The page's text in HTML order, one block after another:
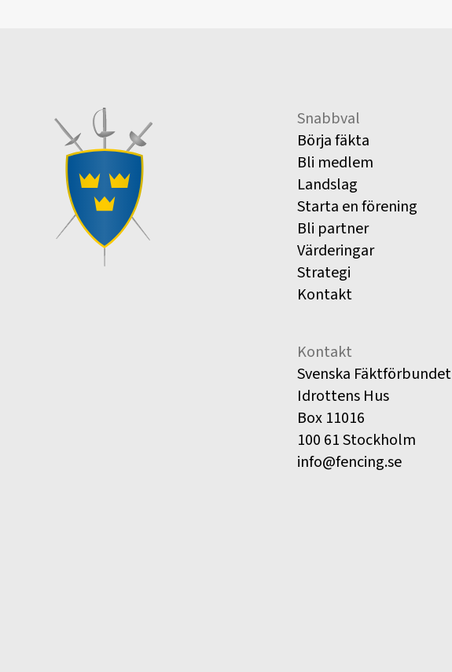
Snabbval
Börja fäkta
Bli medlem
Landslag
Starta en förening
Bli partner
Värderingar
Strategi
Kontakt
Kontakt
Svenska Fäktförbundet
Idrottens Hus
Box 11016
100 61 Stockholm
info@fencing.se